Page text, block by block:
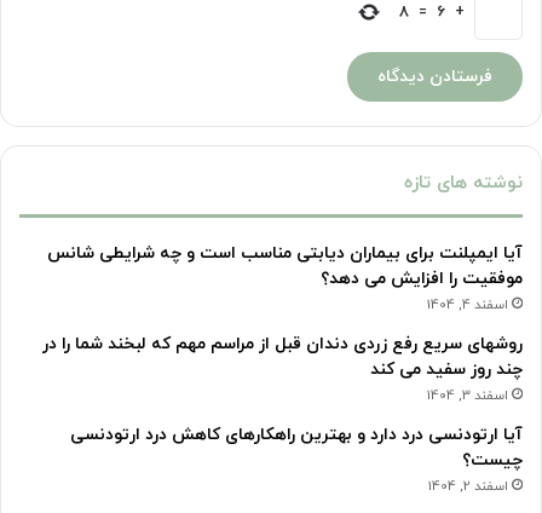
+
6
=
8
نوشته های تازه
آیا ایمپلنت برای بیماران دیابتی مناسب است و چه شرایطی شانس
موفقیت را افزایش می دهد؟
اسفند 4, 1404
روشهای سریع رفع زردی دندان قبل از مراسم مهم که لبخند شما را در
چند روز سفید می کند
اسفند 3, 1404
آیا ارتودنسی درد دارد و بهترین راهکارهای کاهش درد ارتودنسی
چیست؟
اسفند 2, 1404